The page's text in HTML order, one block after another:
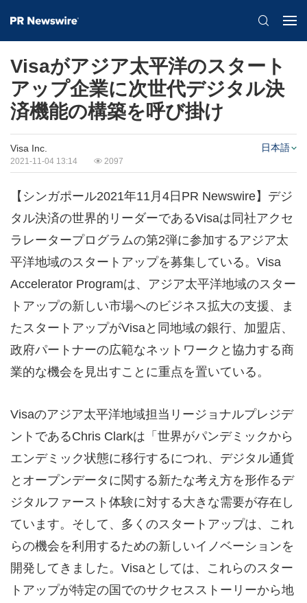
Visaがアジア太平洋のスタート
アップ企業に次世代デジタル決
済機能の構築を呼び掛け
Visa Inc.
2021-11-04 13:14 2097
日本語
【シンガポール2021年11月4日PR Newswire】デジ
タル決済の世界的リーダーであるVisaは同社アクセ
ラレータープログラムの第2弾に参加するアジア太
平洋地域のスタートアップを募集している。Visa
Accelerator Programは、アジア太平洋地域のスター
トアップの新しい市場へのビジネス拡大の支援、ま
たスタートアップがVisaと同地域の銀行、加盟店、
政府パートナーの広範なネットワークと協力する商
業的な機会を見出すことに重点を置いている。
Visaのアジア太平洋地域担当リージョナルプレジデ
ントであるChris Clarkは「世界がパンデミックから
エンデミック状態に移行するにつれ、デジタル通貨
とオープンデータに関する新たな考え方を形作るデ
ジタルファースト体験に対する大きな需要が存在し
ています。そして、多くのスタートアップは、これ
らの機会を利用するための新しいイノベーションを
開発してきました。Visaとしては、これらのスター
トアップが特定の国でのサクセスストーリーから地